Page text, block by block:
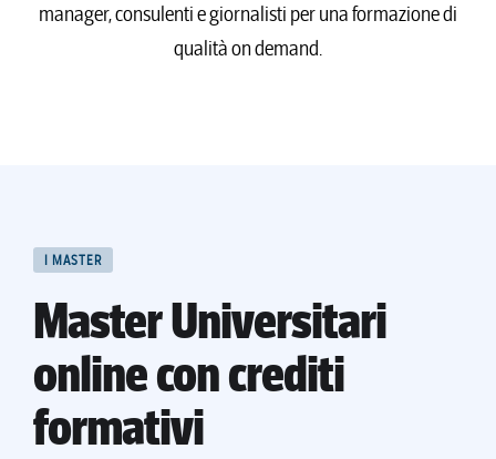
manager, consulenti e giornalisti per una formazione di
qualità on demand.
I MASTER
Master Universitari
online con crediti
formativi